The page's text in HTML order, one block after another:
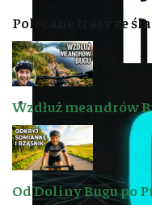
Polecane trasy ze
Wzdłuż meandrów
Od Doliny Bugu po